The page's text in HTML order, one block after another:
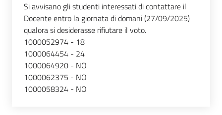
Si avvisano gli studenti interessati di contattare il
Docente entro la giornata di domani (27/09/2025)
qualora si desiderasse rifiutare il voto.
1000052974 - 18
1000064454 - 24
1000064920 - NO
1000062375 - NO
1000058324 - NO